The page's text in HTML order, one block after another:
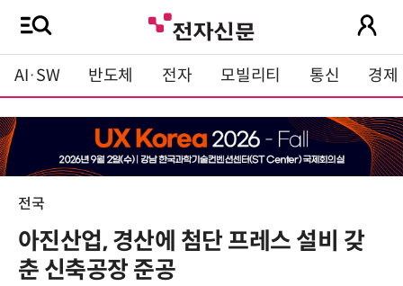
AI·SW 반도체 전자 모빌리티 통신 경제
전국
아진산업, 경산에 첨단 프레스 설비 갖
춘 신축공장 준공